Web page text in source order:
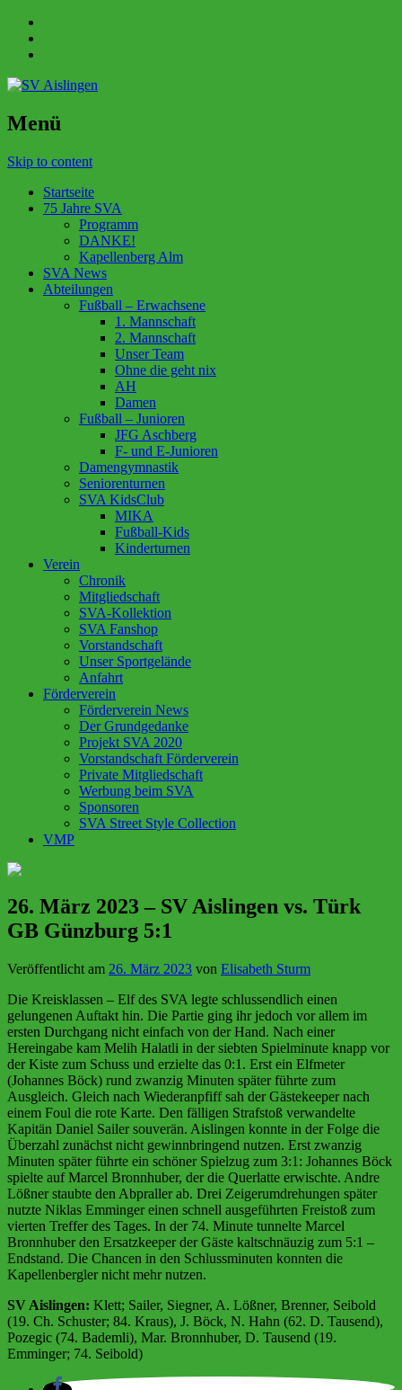
Menü
Skip to content
Startseite
75 Jahre SVA
Programm
DANKE!
Kapellenberg Alm
SVA News
Abteilungen
Fußball – Erwachsene
1. Mannschaft
2. Mannschaft
Unser Team
Ohne die geht nix
AH
Damen
Fußball – Junioren
JFG Aschberg
F- und E-Junioren
Damengymnastik
Seniorenturnen
SVA KidsClub
MIKA
Fußball-Kids
Kinderturnen
Verein
Chronik
Mitgliedschaft
SVA-Kollektion
SVA Fanshop
Vorstandschaft
Unser Sportgelände
Anfahrt
Förderverein
Förderverein News
Der Grundgedanke
Projekt SVA 2020
Vorstandschaft Förderverein
Private Mitgliedschaft
Werbung beim SVA
Sponsoren
SVA Street Style Collection
VMP
26. März 2023 – SV Aislingen vs. Türk
GB Günzburg 5:1
Veröffentlicht am 26. März 2023 von Elisabeth Sturm
Die Kreisklassen – Elf des SVA legte schlussendlich einen
gelungenen Auftakt hin. Die Partie ging ihr jedoch vor allem im
ersten Durchgang nicht einfach von der Hand. Nach einer
Hereingabe kam Melih Halatli in der siebten Spielminute knapp vor
der Kiste zum Schuss und erzielte das 0:1. Erst ein Elfmeter
(Johannes Böck) rund zwanzig Minuten später führte zum
Ausgleich. Gleich nach Wiederanpfiff sah der Gästekeeper nach
einem Foul die rote Karte. Den fälligen Strafstoß verwandelte
Kapitän Daniel Sailer souverän. Aislingen konnte in der Folge die
Überzahl zunächst nicht gewinnbringend nutzen. Erst zwanzig
Minuten später führte ein schöner Spielzug zum 3:1: Johannes Böck
spielte auf Marcel Bronnhuber, der die Querlatte erwischte. Andre
Lößner staubte den Abpraller ab. Drei Zeigerumdrehungen später
nutzte Niklas Emminger einen schnell ausgeführten Freistoß zum
vierten Treffer des Tages. In der 74. Minute tunnelte Marcel
Bronnhuber den Ersatzkeeper der Gäste kaltschnäuzig zum 5:1 –
Endstand. Die Chancen in den Schlussminuten konnten die
Kapellenbergler nicht mehr nutzen.
SV Aislingen: Klett; Sailer, Siegner, A. Lößner, Brenner, Seibold
(19. Ch. Schuster; 84. Kraus), J. Böck, N. Hahn (62. D. Tausend),
Pozegic (74. Bademli), Mar. Bronnhuber, D. Tausend (19.
Emminger; 74. Seibold)